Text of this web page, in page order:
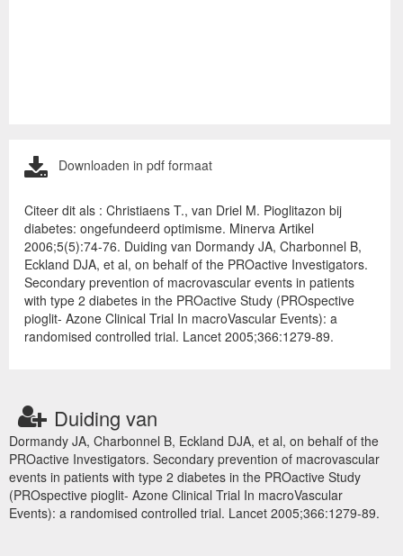
Downloaden in pdf formaat
Citeer dit als : Christiaens T., van Driel M. Pioglitazon bij
diabetes: ongefundeerd optimisme. Minerva Artikel
2006;5(5):74-76. Duiding van Dormandy JA, Charbonnel B,
Eckland DJA, et al, on behalf of the PROactive Investigators.
Secondary prevention of macrovascular events in patients
with type 2 diabetes in the PROactive Study (PROspective
pioglit- Azone Clinical Trial In macroVascular Events): a
randomised controlled trial. Lancet 2005;366:1279-89.
Duiding van
Dormandy JA, Charbonnel B, Eckland DJA, et al, on behalf of the
PROactive Investigators. Secondary prevention of macrovascular
events in patients with type 2 diabetes in the PROactive Study
(PROspective pioglit- Azone Clinical Trial In macroVascular
Events): a randomised controlled trial. Lancet 2005;366:1279-89.